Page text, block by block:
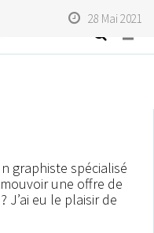
graphiste spécialisé
une offre de
J’ai eu le plaisir de
28 Mai 2021